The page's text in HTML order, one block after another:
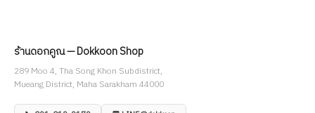
ร้านดอกคูณ — Dokkoon Shop
289 Moo 4, Tha Song Khon Subdistrict,
Mueang District, Maha Sarakham 44000